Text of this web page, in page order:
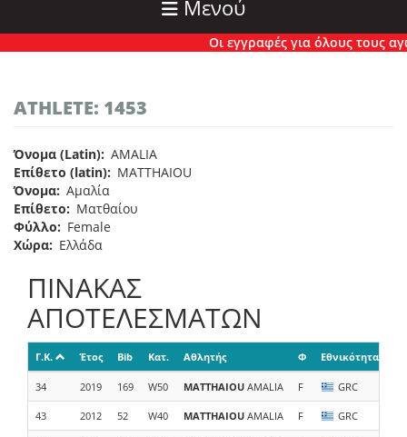
Μενού
Οι εγγραφές για όλους τους
ATHLETE: 1453
Όνομα (Latin) AMALIA
Επίθετο (latin)
MATTHAIOU
Όνομα Αμαλία
Επίθετο
Ματθαίου
Φύλλο
Female
Χώρα
Ελλάδα
ΠΙΝΑΚΑΣ
ΑΠΟΤΕΛΕΣΜΑΤΩΝ
Γ.Κ. Έτος Bib Κατ. Αθλητής Φ Εθνικότητα
34 2019 169 W50 MATTHAIOU AMALIA F GRC
43 2012 52 W40 MATTHAIOU AMALIA F GRC